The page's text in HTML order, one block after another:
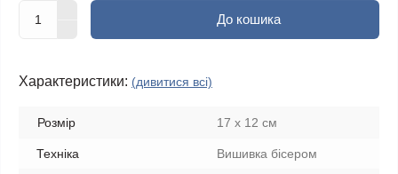
До кошика
Характеристики: (дивитися всі)
Розмір 17 х 12 см
Техніка Вишивка бісером